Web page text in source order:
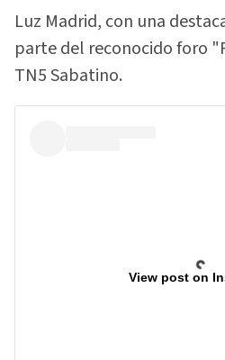
Luz Madrid, con una
parte del reconocido foro
TN5 Sabatino.
View post on